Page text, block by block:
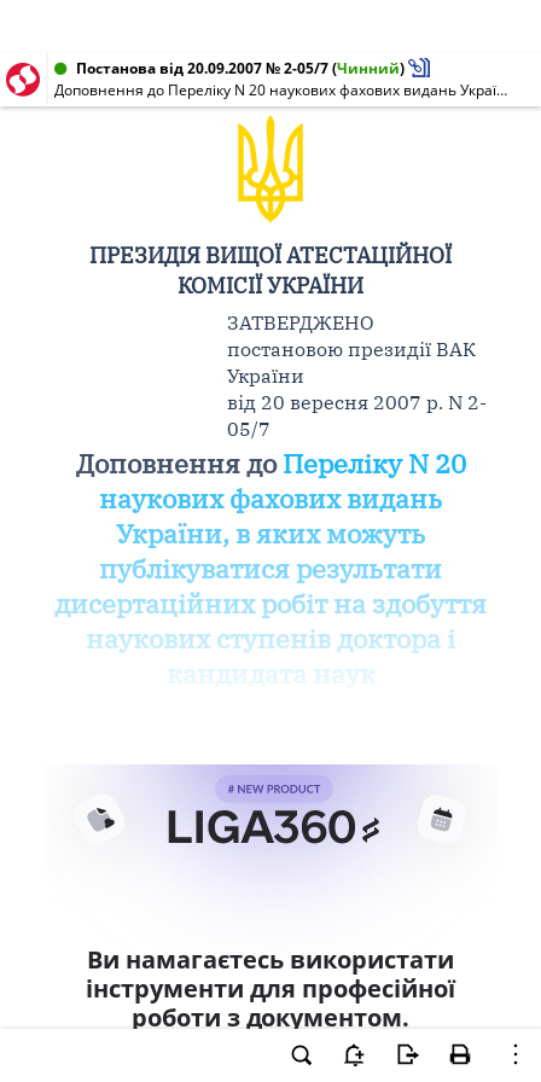
Постанова від 20.09.2007 № 2-05/7(Чинний)
Доповнення до Переліку N 20 наукових фахових видань України, в яких можуть публікуватися результати дисертаційних робіт на здобуття наукових ступенів доктора і кандидата наук
ПРЕЗИДІЯ ВИЩОЇ АТЕСТАЦІЙНОЇ
КОМІСІЇ УКРАЇНИ
ЗАТВЕРДЖЕНО
постановою президії ВАК
України
від 20 вересня 2007 р. N 2-
05/7
Доповнення доПереліку N 20
наукових фахових видань
України, в яких можуть
публікуватися результати
дисертаційних робіт на здобуття
наукових ступенів доктора і
кандидата наук
Ви намагаєтесь використати
інструменти для професійної
роботи з документом.
Ці можливості доступні тільки користувачам